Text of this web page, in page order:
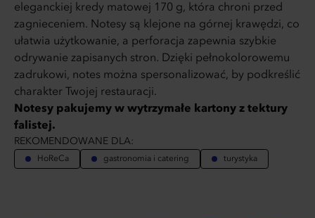
eleganckiej kredy matowej 170 g, która chroni przed
zagnieceniem. Notesy są klejone na górnej krawędzi, co
ułatwia użytkowanie, a perforacja zapewnia szybkie
odrywanie zapisanych stron. Dzięki pełnokolorowemu
zadrukowi, notes można spersonalizować, by podkreślić
charakter Twojej restauracji.
Notesy pakujemy w wytrzymałe kartony z tektury
falistej.
REKOMENDOWANE DLA:
HoReCa gastronomia i catering turystyka